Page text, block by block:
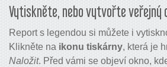
Vytiskněte, nebo vytvořte veřejný
Report s legendou si můžete i
Klikněte na ikonu tiskárny, která je
Naložit. Před vámi se objeví okno,